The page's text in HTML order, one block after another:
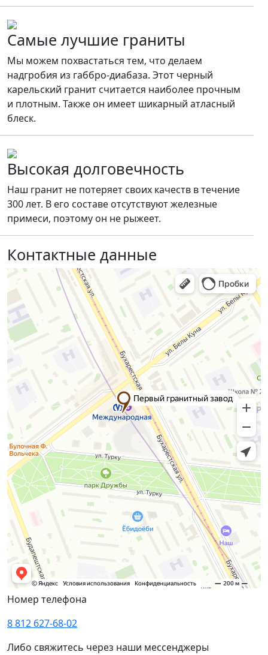
Самые лучшие граниты
Мы можем похвастаться тем, что делаем
надгробия из габбро-диабаза. Этот черный
карельский гранит считается наиболее прочным
и плотным. Также он имеет шикарный атласный
блеск.
Высокая долговечность
Наш гранит не потеряет своих качеств в течение
300 лет. В его составе отсутствуют железные
примеси, поэтому он не рыжеет.
Контактные данные
Номер телефона
8 812 627-68-02
Либо свяжитесь через наши мессенджеры